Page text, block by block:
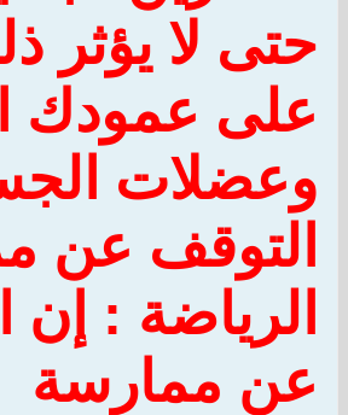
حتى لا يؤثر
على عمودك
وعضلات
التوقف عن
الرياضة : إن
عن ممارسة